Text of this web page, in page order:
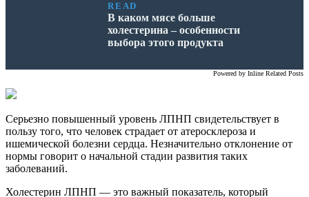
READ
В каком мясе больше
холестерина – особенности
выбора этого продукта
Powered by Inline Related Posts
Серьезно повышенный уровень ЛПНП свидетельствует в
пользу того, что человек страдает от атеросклероза и
ишемической болезни сердца. Незначительно отклонение от
нормы говорит о начальной стадии развития таких
заболеваний.
Холестерин ЛПНП — это важный показатель, который